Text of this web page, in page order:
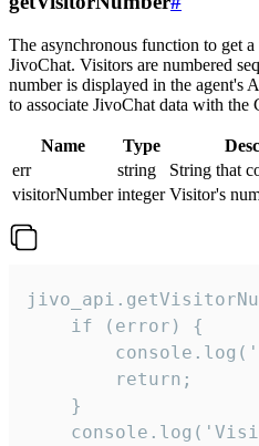
The asynchronous function to get
JivoChat. Visitors are numbered
number is displayed in the agent's
to associate JivoChat data with the
Name Type
err
string
String that
visitorNumber integer Visitor's
    if (error) {
        return;
    }